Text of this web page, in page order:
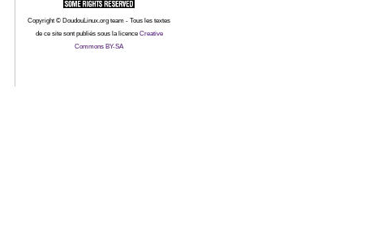
Copyright © DoudouLinux.org team - Tous les textes
de ce site sont publiés sous la licence Creative
Commons BY-SA